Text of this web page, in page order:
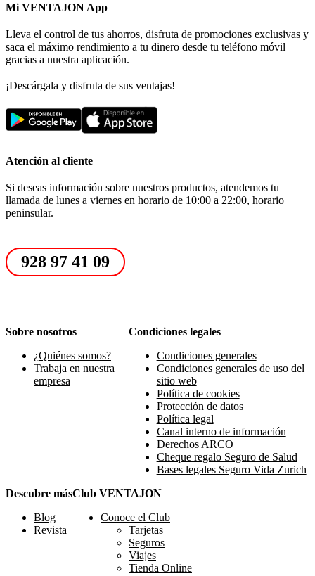
Mi VENTAJON App
Lleva el control de tus ahorros, disfruta de promociones exclusivas y
saca el máximo rendimiento a tu dinero desde tu teléfono móvil
gracias a nuestra aplicación.
¡Descárgala y disfruta de sus ventajas!
Atención al cliente
Si deseas información sobre nuestros productos, atendemos tu
llamada de lunes a viernes en horario de 10:00 a 22:00, horario
peninsular.
928 97 41 09
Sobre nosotros
¿Quiénes somos?
Trabaja en nuestra
empresa
Condiciones legales
Condiciones generales
Condiciones generales de uso del
sitio web
Política de cookies
Protección de datos
Política legal
Canal interno de información
Derechos ARCO
Cheque regalo Seguro de Salud
Bases legales Seguro Vida Zurich
Descubre más
Blog
Revista
Club VENTAJON
Conoce el Club
Tarjetas
Seguros
Viajes
Tienda Online